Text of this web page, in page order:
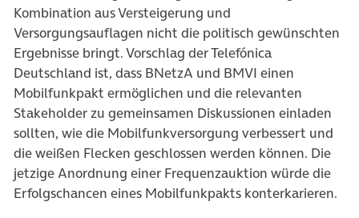
Kombination aus Versteigerung und
Versorgungsauflagen nicht die politisch gewünschten
Ergebnisse bringt. Vorschlag der Telefónica
Deutschland ist, dass BNetzA und BMVI einen
Mobilfunkpakt ermöglichen und die relevanten
Stakeholder zu gemeinsamen Diskussionen einladen
sollten, wie die Mobilfunkversorgung verbessert und
die weißen Flecken geschlossen werden können. Die
jetzige Anordnung einer Frequenzauktion würde die
Erfolgschancen eines Mobilfunkpakts konterkarieren.